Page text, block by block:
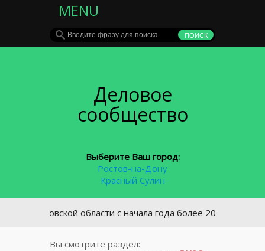
MENU
Деловое
сообщество
Выберите Ваш город:
Ростов-на-Дону
Красный Сулин
области с начала года более 2000 водителей
Вы смотрите раздел: